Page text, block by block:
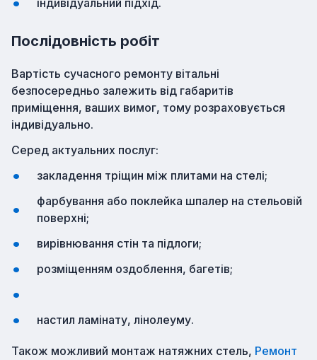
індивідуальний підхід.
Послідовність робіт
Вартість сучасного ремонту вітальні
безпосередньо залежить від габаритів
приміщення, ваших вимог, тому розраховується
індивідуально.
Серед актуальних послуг:
закладення тріщин між плитами на стелі;
фарбування або поклейка шпалер на стельовій
поверхні;
вирівнювання стін та підлоги;
розміщенням оздоблення, багетів;
настил ламінату, лінолеуму.
Також можливий монтаж натяжних стель, Ремонт